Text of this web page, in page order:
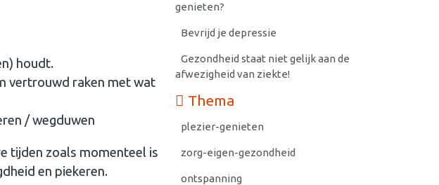
houdt.
vertrouwd raken met wat
/ wegduwen
tijden zoals momenteel is
en piekeren.
genieten?
Bevrijd je depressie
Gezondheid staat niet gelijk aan de
afwezigheid van ziekte!
Thema
plezier-genieten
zorg-eigen-gezondheid
ontspanning